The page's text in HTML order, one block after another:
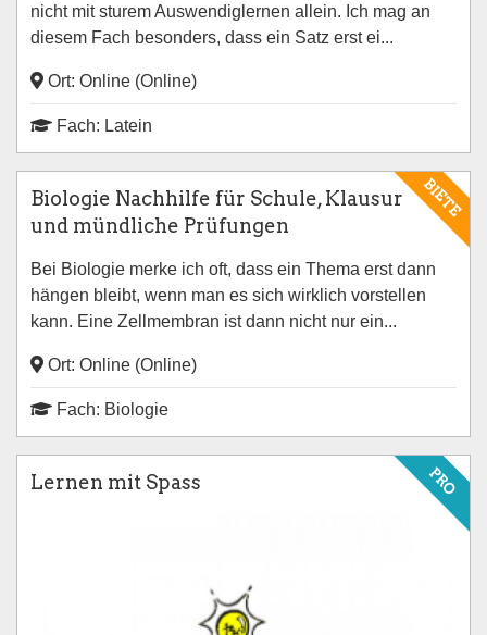
nicht mit sturem Auswendiglernen allein. Ich mag an
diesem Fach besonders, dass ein Satz erst ei...
Ort: Online (Online)
Fach: Latein
BIETE
Biologie Nachhilfe für Schule, Klausur
und mündliche Prüfungen
Bei Biologie merke ich oft, dass ein Thema erst dann
hängen bleibt, wenn man es sich wirklich vorstellen
kann. Eine Zellmembran ist dann nicht nur ein...
Ort: Online (Online)
Fach: Biologie
PRO
Lernen mit Spass